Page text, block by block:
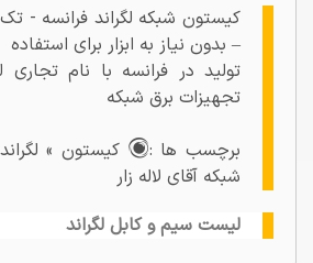
کیستون شبکه لگراند فرانسه -
– بدون نیاز به ابزار برای استفاده
تولید در فرانسه با نام
تجهیزات برق شبکه
برچسب ها :
کیستون »
شبکه آقای لاله زار
لیست سیم و کابل لگراند